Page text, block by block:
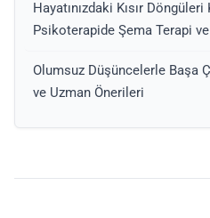
Hayatınızdaki Kısır
Psikoterapide Şema Terapi
Olumsuz Düşüncelerle Başa
ve Uzman Önerileri